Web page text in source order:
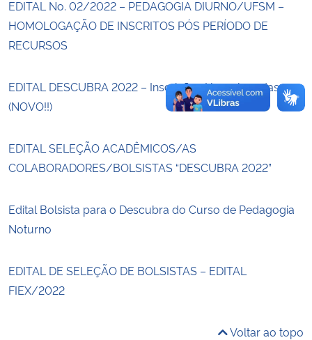
Planalto
EDITAL No. 02/2022 – PEDAGOGIA DIURNO/UFSM –
HOMOLOGAÇÃO DE INSCRITOS PÓS PERÍODO DE
RECURSOS
EDITAL DESCUBRA 2022 – Inscrições Homologadas
(NOVO!!)
EDITAL SELEÇÃO ACADÊMICOS/AS
COLABORADORES/BOLSISTAS “DESCUBRA 2022”
Edital Bolsista para o Descubra do Curso de Pedagogia
Noturno
EDITAL DE SELEÇÃO DE BOLSISTAS – EDITAL
FIEX/2022
Voltar ao topo